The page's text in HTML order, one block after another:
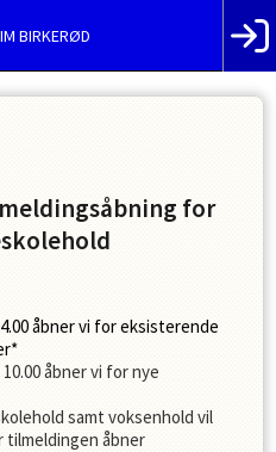
BIRKERØD
for
åbner vi for eksisterende
10.00 åbner vi for nye
samt voksenhold vil
tilmeldingen åbner